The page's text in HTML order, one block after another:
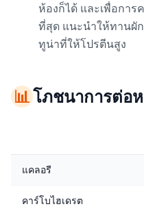
ห้องก็ได้ และเพื่อกา
ที่สุด แนะนำให้ทานผั
ทูน่าที่ให้โปรตีนสูง
📊โภชนาการต่อ
แคลอรี
คาร์โบไฮเดรต